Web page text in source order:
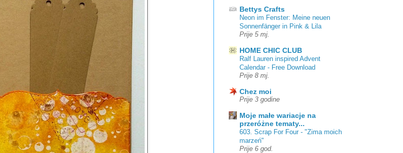
Bettys Crafts
Neon im Fenster: Meine neuen
Sonnenfänger in Pink & Lila
Prije 5 mj.
HOME CHIC CLUB
Ralf Lauren inspired Advent
Calendar - Free Download
Prije 8 mj.
Chez moi
Prije 3 godine
Moje małe wariacje na
przeróżne tematy...
603. Scrap For Four - "Zima moich
marzeń"
Prije 6 god.